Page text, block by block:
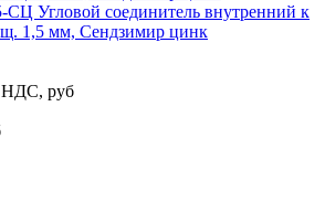
Угловой соединитель внутренний к
1,5 мм, Сендзимир цинк
НДС, руб